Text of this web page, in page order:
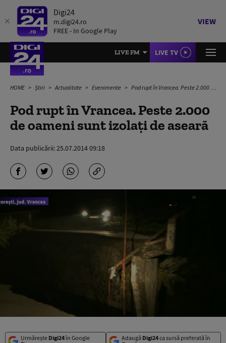
Digi24
m.digi24.ro
FREE - In Google Play
VIEW
LIVE FM LIVE TV
HOME Știri Actualitate Evenimente Pod rupt în Vrancea. Peste 2.000 de oameni sunt izolați de aseară
Pod rupt în Vrancea. Peste 2.000
de oameni sunt izolați de aseară
Data publicării:25.07.2014 09:18
Urmărește Digi24în Google
Adaugă Digi24ca sursă preferată în